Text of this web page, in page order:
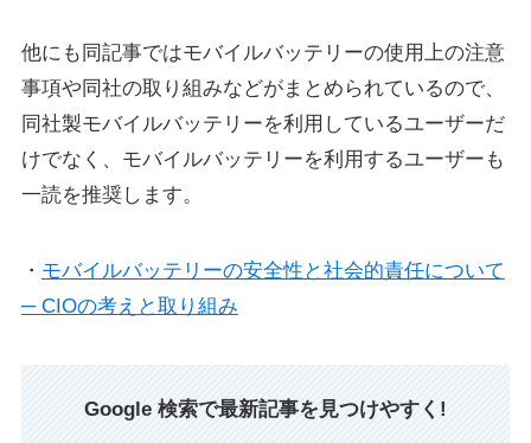
他にも同記事ではモバイルバッテリーの使用上の注意
事項や同社の取り組みなどがまとめられているので、
同社製モバイルバッテリーを利用しているユーザーだ
けでなく、モバイルバッテリーを利用するユーザーも
一読を推奨します。
・ モバイルバッテリーの安全性と社会的責任について
─ CIOの考えと取り組み
Google 検索で最新記事を見つけやすく!